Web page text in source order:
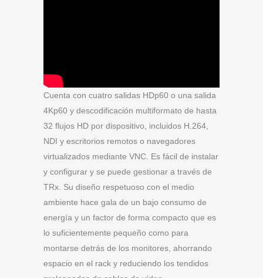
Cuenta con cuatro salidas HDp60 o una salida
4Kp60 y descodificación multiformato de hasta
32 flujos HD por dispositivo, incluidos H.264,
NDI y escritorios remotos o navegadores
virtualizados mediante VNC. Es fácil de instalar
y configurar y se puede gestionar a través de
TRx. Su diseño respetuoso con el medio
ambiente hace gala de un bajo consumo de
energía y un factor de forma compacto que es
lo suficientemente pequeño como para
montarse detrás de los monitores, ahorrando
espacio en el rack y reduciendo los tendidos